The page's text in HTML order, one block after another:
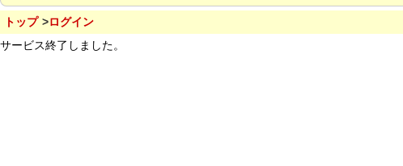
トップ
ログイン
サービス終了しました。